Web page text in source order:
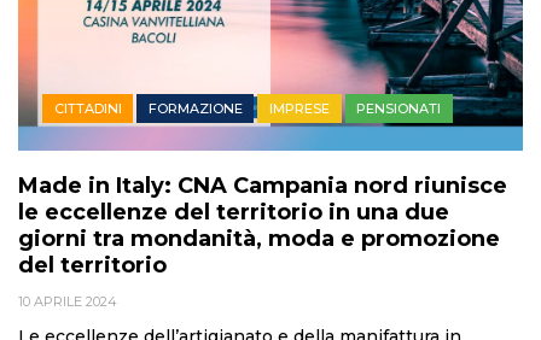
CITTADINI FORMAZIONE IMPRESE PENSIONATI
Made in Italy: CNA Campania nord riunisce
le eccellenze del territorio in una due
giorni tra mondanità, moda e promozione
del territorio
10 APRILE 2024